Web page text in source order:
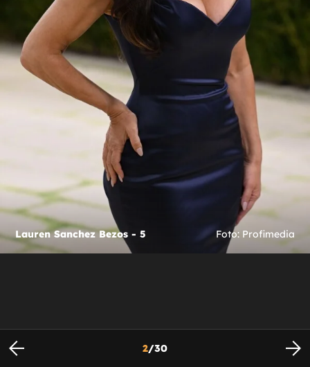
Lauren Sanchez Bezos - 5 Foto: Profimedia
2/30